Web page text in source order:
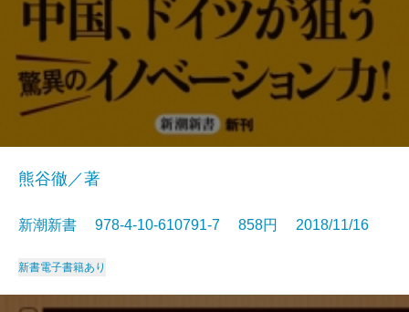
熊谷徹／著
新潮新書 978-4-10-610791-7 858円 2018/11/16
新書電子書籍あり